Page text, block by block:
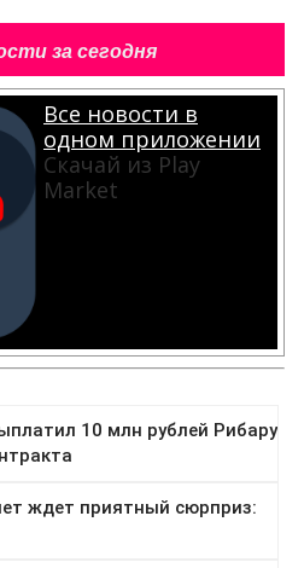
за сегодня
Все новости в
одном приложении
Скачай из Play
Market